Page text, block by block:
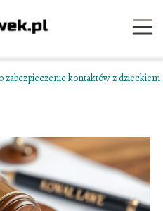
zabezpieczenie kontaktów z dzieckiem